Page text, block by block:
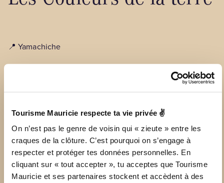
Tourisme Mauricie respecte ta vie privée ✌
On n’est pas le genre de voisin qui « zieute » entre les
craques de la clôture. C’est pourquoi on s’engage à
respecter et protéger tes données personnelles. En
cliquant sur « tout accepter », tu acceptes que Tourisme
Mauricie et ses partenaires stockent et accèdent à des
📍 Yamachiche
champêtres par excellence en Mauricie! Tu pourras y
déguster l’une des meilleures poutines du Québec (selon
beau milieu des champs.
VOIR LE SITE WEB